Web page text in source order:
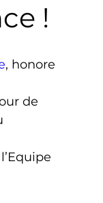
!
, honore
de